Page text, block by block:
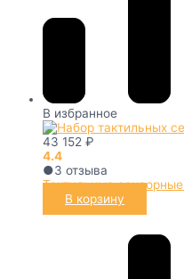
В избранное
43 152 ₽
4.4
●3 отзыва
Тактильные
В корзину